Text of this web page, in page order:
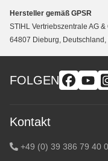
Hersteller gemäß GPSR
STIHL Vertriebszentrale AG
64807 Dieburg,
FOLGEN
Kontakt
+49 (0) 39 386 79 40 0